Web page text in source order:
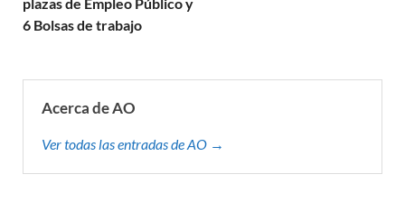
plazas de Empleo Público y
6 Bolsas de trabajo
Acerca de AO
Ver todas las entradas de AO →